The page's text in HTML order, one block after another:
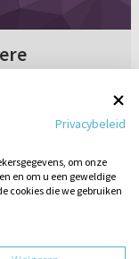
gestorven
wel aan
16-08-2011
door
een vraag
Privacybeleid
om onze
en om u een geweldige
cookies die we gebruiken